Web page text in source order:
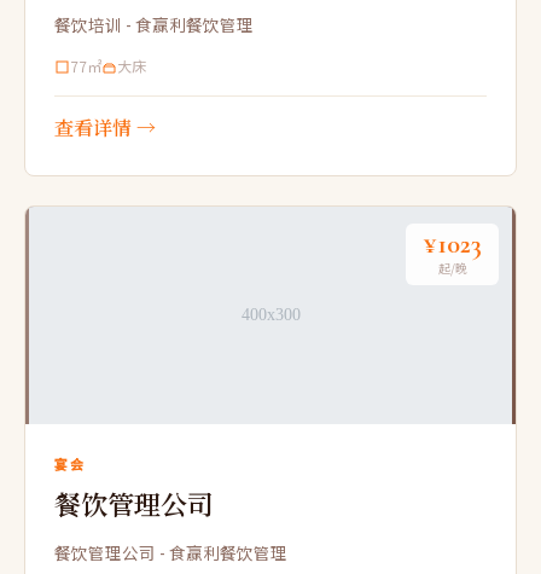
餐饮培训 - 食赢利餐饮管理
77㎡ 大床
查看详情 →
¥1023
起/晚
宴会
餐饮管理公司
餐饮管理公司 - 食赢利餐饮管理